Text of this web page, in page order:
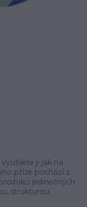
ji jak na
příze pochází z
jedinečných
strukturou,